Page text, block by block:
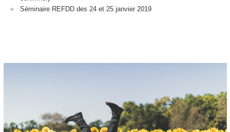
Séminaire REFDD des 24 et 25 janvier 2019